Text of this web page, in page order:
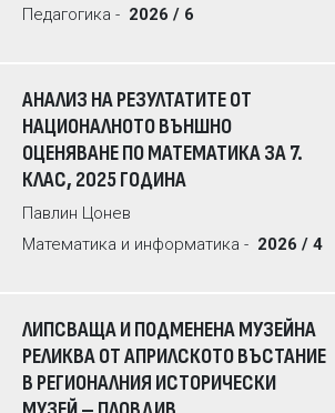
Педагогика - 2026 / 6
АНАЛИЗ НА РЕЗУЛТАТИТЕ ОТ
НАЦИОНАЛНОТО ВЪНШНО
ОЦЕНЯВАНЕ ПО МАТЕМАТИКА ЗА 7.
КЛАС, 2025 ГОДИНА
Павлин Цонев
Математика и информатика - 2026 / 4
ЛИПСВАЩА И ПОДМЕНЕНА МУЗЕЙНА
РЕЛИКВА ОТ АПРИЛСКОТО ВЪСТАНИЕ
В РЕГИОНАЛНИЯ ИСТОРИЧЕСКИ